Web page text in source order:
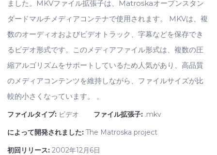
ました。MKVファイル拡張子は、Matroskaオープンスタン
ダードマルチメディアコンテナで使用されます。 MKVは、複
数のオーディオおよびビデオトラック、字幕などを保存でき
るビデオ形式です。このメディアファイル形式は、複数の圧
縮アルゴリズムをサポートしているため人気があり、高品質
のメディアコンテンツを維持しながら、ファイルサイズが比
較的小さくなっています。 。
ファイルタイプ: ビデオ ファイル拡張子: .mkv
によって開発されました: The Matroska project
初回リリース: 2002年12月6日